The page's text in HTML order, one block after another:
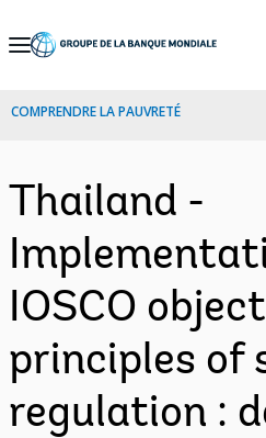
Skip
Navigation
COMPRENDRE LA PAUVRETÉ
Thailand -
IOSCO
principles of
regulation :